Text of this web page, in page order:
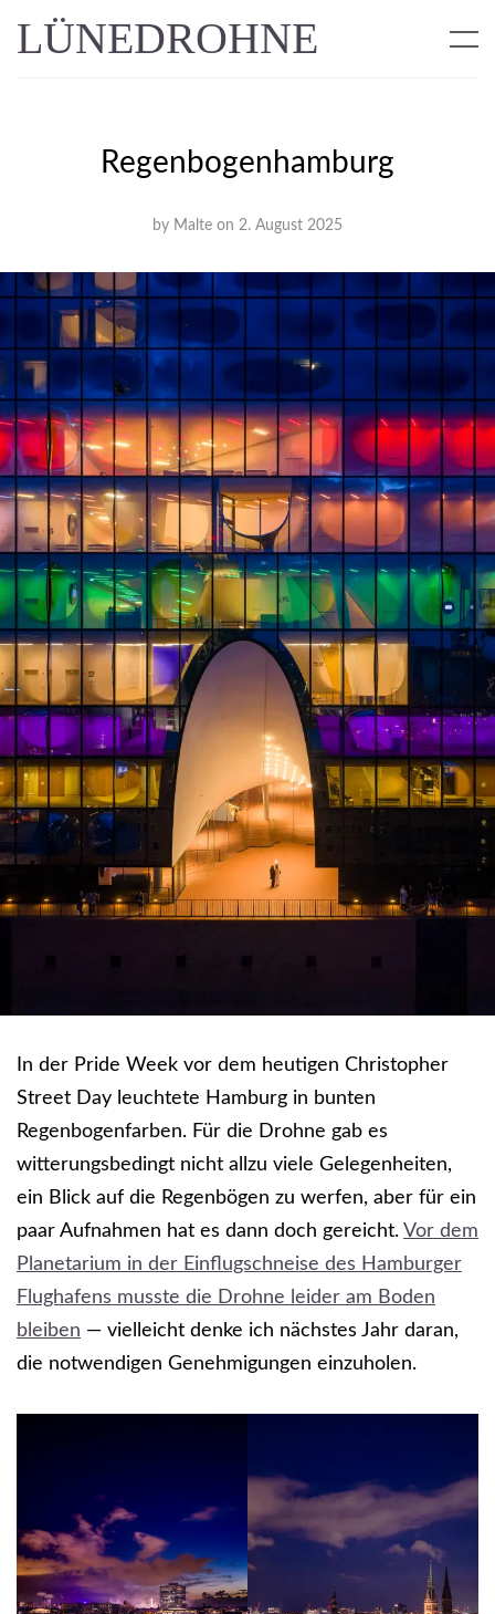
LÜNEDROHNE
Regenbogenhamburg
by Malte on 2. August 2025
In der Pride Week vor dem heutigen Christopher
Street Day leuchtete Hamburg in bunten
Regenbogenfarben. Für die Drohne gab es
witterungsbedingt nicht allzu viele Gelegenheiten,
ein Blick auf die Regenbögen zu werfen, aber für ein
paar Aufnahmen hat es dann doch gereicht. Vor dem
Planetarium in der Einflugschneise des Hamburger
Flughafens musste die Drohne leider am Boden
bleiben — vielleicht denke ich nächstes Jahr daran,
die notwendigen Genehmigungen einzuholen.